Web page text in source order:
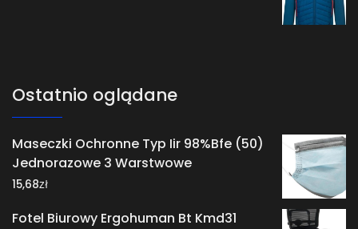
Ostatnio oglądane
Maseczki Ochronne Typ Iir 98%Bfe (50)
Jednorazowe 3 Warstwowe
15,68zł
Fotel Biurowy Ergohuman Bt Kmd31